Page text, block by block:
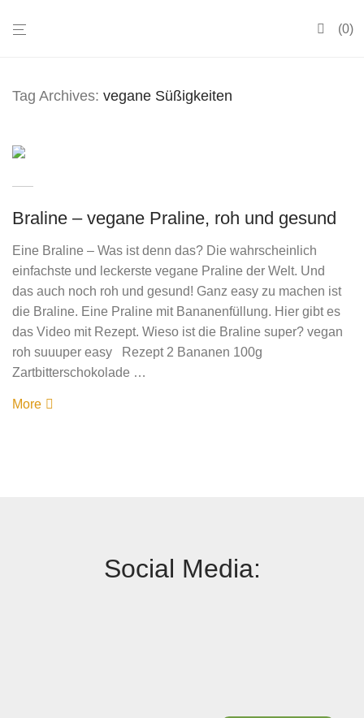
0
Tag Archives: vegane Süßigkeiten
Braline – vegane Praline, roh und gesund
Eine Braline – Was ist denn das? Die wahrscheinlich
einfachste und leckerste vegane Praline der Welt. Und
das auch noch roh und gesund! Ganz easy zu machen ist
die Braline. Eine Praline mit Bananenfüllung. Hier gibt es
das Video mit Rezept. Wieso ist die Braline super? vegan
roh suuuper easy Rezept 2 Bananen 100g
Zartbitterschokolade …
More
Social Media: